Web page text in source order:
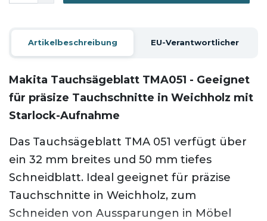
Artikelbeschreibung EU-Verantwortlicher
Makita Tauchsägeblatt TMA051 - Geeignet
für präsize Tauchschnitte in Weichholz mit
Starlock-Aufnahme
Das Tauchsägeblatt TMA 051 verfügt über
ein 32 mm breites und 50 mm tiefes
Schneidblatt. Ideal geeignet für präzise
Tauchschnitte in Weichholz, zum
Schneiden von Aussparungen in Möbel